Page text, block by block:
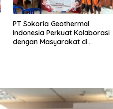
PT Sokoria Geothermal
Indonesia Perkuat Kolaborasi
dengan Masyarakat di